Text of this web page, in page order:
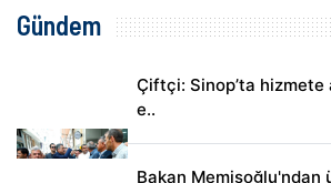
Gündem
Çiftçi: Sinop’ta hizmete
e..
Bakan Memişoğlu'ndan